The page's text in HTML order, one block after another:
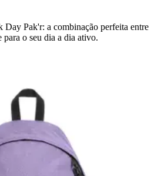
Day Pak'r: a combinação perfeita entre
o seu dia a dia ativo.